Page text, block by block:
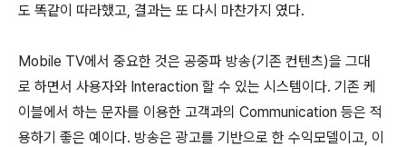
도 똑같이 따라했고, 결과는 또 다시 마찬가지 였다.
Mobile TV에서 중요한 것은 공중파 방송(기존 컨텐츠)을 그대
로 하면서 사용자와 Interaction 할 수 있는 시스템이다. 기존 케
이블에서 하는 문자를 이용한 고객과의 Communication 등은 적
용하기 좋은 예이다. 방송은 광고를 기반으로 한 수익모델이고, 이